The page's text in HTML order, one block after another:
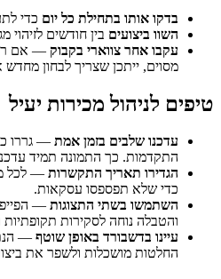
בדקו אותו בתחילת כל יום כדי
השוו ביצועים בין חודשים לזיהוי
עקבו אחר צווארי בקבוק — אם
מסוים, ייתכן שצריך לבחון
טיפים לניהול מכירות יעיל
עדכנו שלבים בזמן אמת — גררו
התקדמות. כך התמונה תמיד
הגדירו תאריך התקשרות
כדי שלא תפספסו עסקאות.
השתמשו בשתי התצוגות —
והטבלה נוחה לסקירות
עיינו בדשבורד באופן שוטף —
החלטות מושכלות ולשפר את